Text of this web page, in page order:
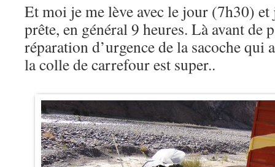
Et moi je me lève avec le jour (7h30) et
prête, en général 9 heures. Là avant de
réparation d’urgence de la sacoche qui
la colle de carrefour est super..